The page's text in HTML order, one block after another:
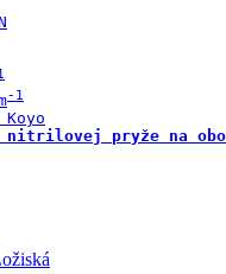
nitrilovej pryže na